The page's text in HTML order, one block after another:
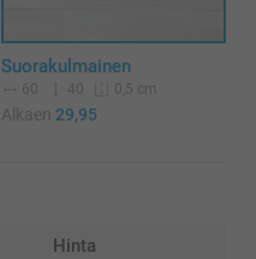
Suorakulmainen
60 40 0,5 cm
Alkaen 29,95
Hinta